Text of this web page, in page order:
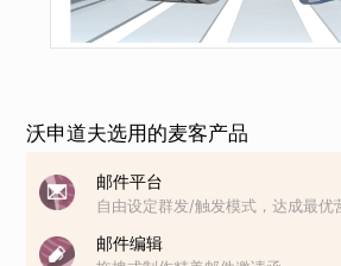
沃申道夫选用的麦客产品
邮件平台
自由设定群发/触发模式，达成最优
邮件编辑